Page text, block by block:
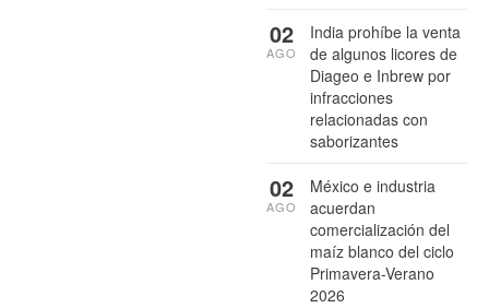
India prohíbe la venta
de algunos licores de
Diageo e Inbrew por
infracciones
relacionadas con
saborizantes
02
AGO
México e industria
acuerdan
comercialización del
maíz blanco del ciclo
Primavera-Verano
2026
02
AGO